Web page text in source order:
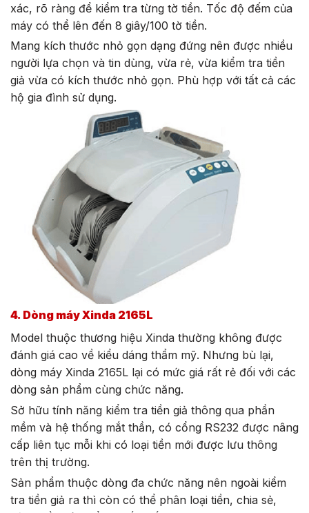
xác, rõ ràng để kiểm tra từng tờ tiền. Tốc độ đếm của
máy có thể lên đến 8 giây/100 tờ tiền.
Mang kích thước nhỏ gọn dạng đứng nên được nhiều
người lựa chọn và tin dùng, vừa rẻ, vừa kiểm tra tiền
giả vừa có kích thước nhỏ gọn. Phù hợp với tất cả các
hộ gia đình sử dụng.
4. Dòng máy Xinda 2165L
Model thuộc thương hiệu Xinda thường không được
đánh giá cao về kiểu dáng thẩm mỹ. Nhưng bù lại,
dòng máy Xinda 2165L lại có mức giá rất rẻ đối với các
dòng sản phẩm cùng chức năng.
Sở hữu tính năng kiểm tra tiền giả thông qua phần
mềm và hệ thống mắt thần, có cổng RS232 được nâng
cấp liên tục mỗi khi có loại tiền mới được lưu thông
trên thị trường.
Sản phẩm thuộc dòng đa chức năng nên ngoài kiểm
tra tiền giả ra thì còn có thể phân loại tiền, chia sẻ,